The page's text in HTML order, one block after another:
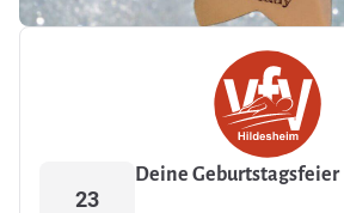
23
Deine Geburtstagsfeier